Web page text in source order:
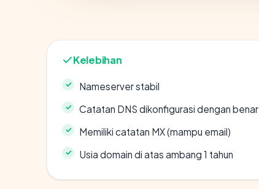
Kelebihan
Nameserver stabil
Catatan DNS dikonfigurasi dengan benar
Memiliki catatan MX (mampu email)
Usia domain di atas ambang 1 tahun